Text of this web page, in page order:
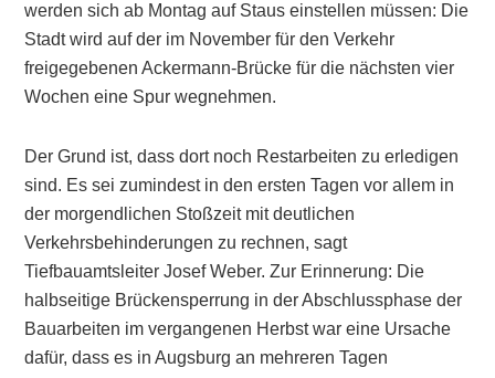
werden sich ab Montag auf Staus einstellen müssen: Die
Stadt wird auf der im November für den Verkehr
freigegebenen Ackermann-Brücke für die nächsten vier
Wochen eine Spur wegnehmen.
Der Grund ist, dass dort noch Restarbeiten zu erledigen
sind. Es sei zumindest in den ersten Tagen vor allem in
der morgendlichen Stoßzeit mit deutlichen
Verkehrsbehinderungen zu rechnen, sagt
Tiefbauamtsleiter Josef Weber. Zur Erinnerung: Die
halbseitige Brückensperrung in der Abschlussphase der
Bauarbeiten im vergangenen Herbst war eine Ursache
dafür, dass es in Augsburg an mehreren Tagen